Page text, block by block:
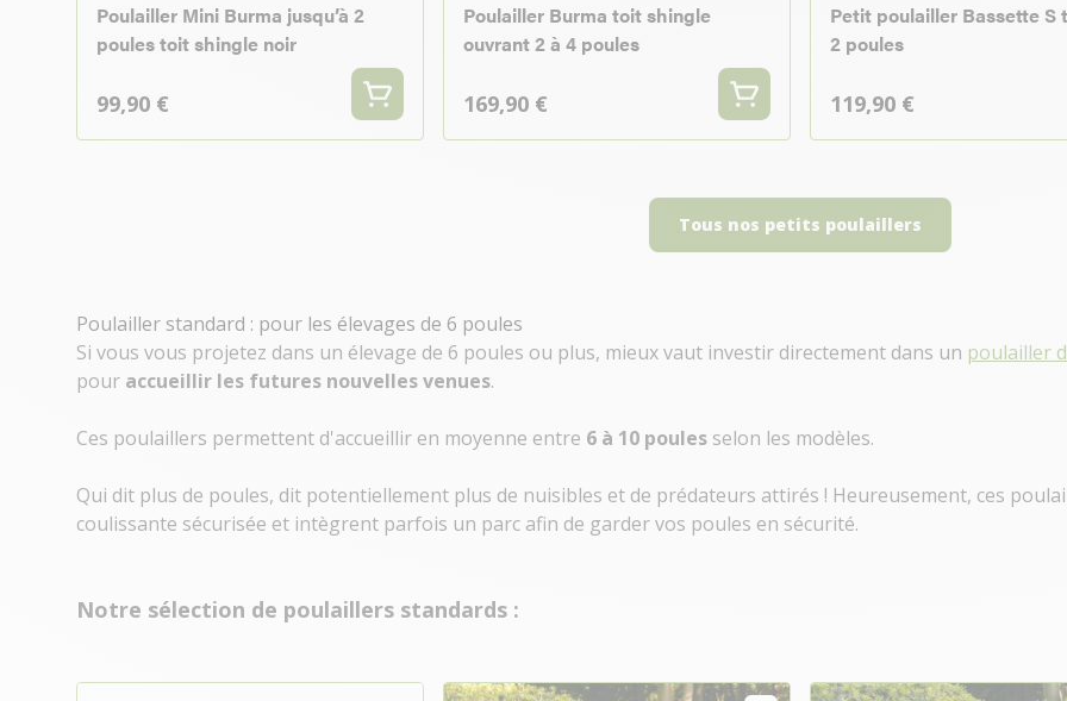
Poulailler Mini Burma jusqu’à 2
poules toit shingle noir
99,90 €
Poulailler Burma toit shingle
ouvrant 2 à 4 poules
169,90 €
Petit poulailler Bassette S
2 poules
119,90 €
Tous nos petits poulaillers
Poulailler standard : pour les élevages de 6 poules
Si vous vous projetez dans un élevage de 6 poules ou plus, mieux vaut investir directement dans un poulailler
pour accueillir les futures nouvelles venues.
Ces poulaillers permettent d'accueillir en moyenne entre 6 à 10 poules selon les modèles.
Qui dit plus de poules, dit potentiellement plus de nuisibles et de prédateurs attirés ! Heureusement, ces
coulissante sécurisée et intègrent parfois un parc afin de garder vos poules en sécurité.
Notre sélection de poulaillers standards :